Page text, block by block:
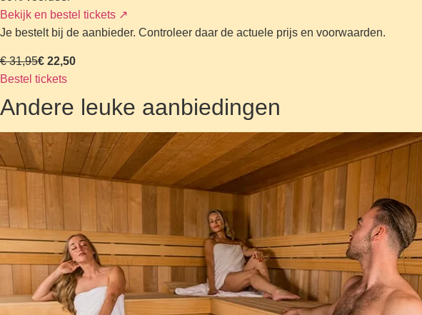
Bekijk en bestel tickets ↗
Je bestelt bij de aanbieder. Controleer daar de actuele prijs en voorwaarden.
€ 31,95€ 22,50
Bestel tickets
Andere leuke aanbiedingen